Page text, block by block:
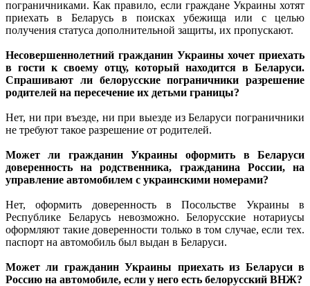
пограничниками. Как правило, если граждане Украины хотят
приехать в Беларусь в поисках убежища или с целью
получения статуса дополнительной защиты, их пропускают.
Несовершеннолетний гражданин Украины хочет приехать
в гости к своему отцу, который находится в Беларуси.
Спрашивают ли белорусские пограничники разрешение
родителей на пересечение их детьми границы?
Нет, ни при въезде, ни при выезде из Беларуси пограничники
не требуют такое разрешение от родителей.
Может ли гражданин Украины оформить в Беларуси
доверенность на родственника, гражданина России, на
управление автомобилем с украинскими номерами?
Нет, оформить доверенность в Посольстве Украины в
Республике Беларусь невозможно. Белорусские нотариусы
оформляют такие доверенности только в том случае, если тех.
паспорт на автомобиль был выдан в Беларуси.
Может ли гражданин Украины приехать из Беларуси в
Россию на автомобиле, если у него есть белорусский ВНЖ?